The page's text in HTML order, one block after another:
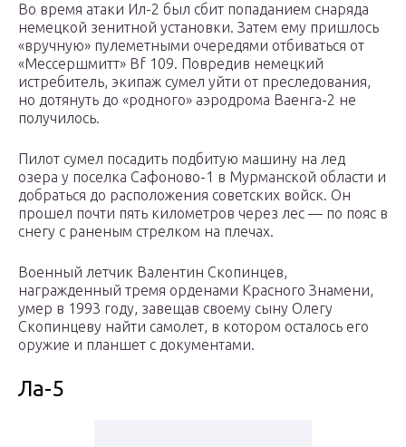
Во время атаки Ил-2 был сбит попаданием снаряда
немецкой зенитной установки. Затем ему пришлось
«вручную» пулеметными очередями отбиваться от
«Мессершмитт» Bf 109. Повредив немецкий
истребитель, экипаж сумел уйти от преследования,
но дотянуть до «родного» аэродрома Ваенга-2 не
получилось.
Пилот сумел посадить подбитую машину на лед
озера у поселка Сафоново-1 в Мурманской области и
добраться до расположения советских войск. Он
прошел почти пять километров через лес — по пояс в
снегу с раненым стрелком на плечах.
Военный летчик Валентин Скопинцев,
награжденный тремя орденами Красного Знамени,
умер в 1993 году, завещав своему сыну Олегу
Скопинцеву найти самолет, в котором осталось его
оружие и планшет с документами.
Ла-5